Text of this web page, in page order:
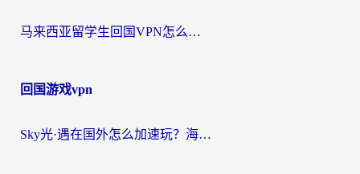
马来西亚留学生回国VPN怎么选？3个避坑点+1款实测好用的加速器推荐
回国游戏vpn
Sky光·遇在国外怎么加速玩？海外党亲测有效的国服游戏加速指南